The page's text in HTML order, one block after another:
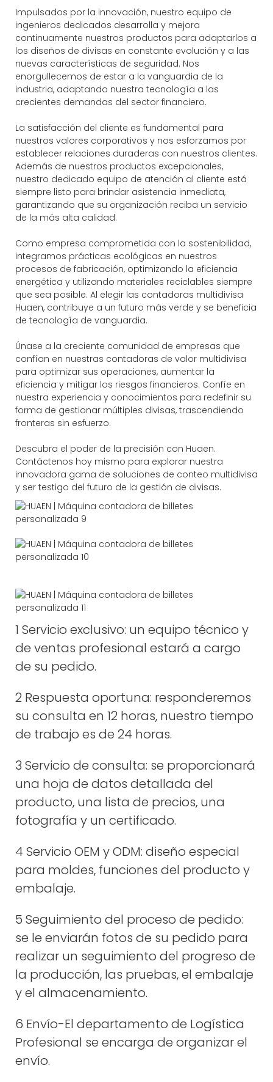
Impulsados ​​por la innovación, nuestro equipo de
ingenieros dedicados desarrolla y mejora
continuamente nuestros productos para adaptarlos a
los diseños de divisas en constante evolución y a las
nuevas características de seguridad. Nos
enorgullecemos de estar a la vanguardia de la
industria, adaptando nuestra tecnología a las
crecientes demandas del sector financiero.
La satisfacción del cliente es fundamental para
nuestros valores corporativos y nos esforzamos por
establecer relaciones duraderas con nuestros clientes.
Además de nuestros productos excepcionales,
nuestro dedicado equipo de atención al cliente está
siempre listo para brindar asistencia inmediata,
garantizando que su organización reciba un servicio
de la más alta calidad.
Como empresa comprometida con la sostenibilidad,
integramos prácticas ecológicas en nuestros
procesos de fabricación, optimizando la eficiencia
energética y utilizando materiales reciclables siempre
que sea posible. Al elegir las contadoras multidivisa
Huaen, contribuye a un futuro más verde y se beneficia
de tecnología de vanguardia.
Únase a la creciente comunidad de empresas que
confían en nuestras contadoras de valor multidivisa
para optimizar sus operaciones, aumentar la
eficiencia y mitigar los riesgos financieros. Confíe en
nuestra experiencia y conocimientos para redefinir su
forma de gestionar múltiples divisas, trascendiendo
fronteras sin esfuerzo.
Descubra el poder de la precisión con Huaen.
Contáctenos hoy mismo para explorar nuestra
innovadora gama de soluciones de conteo multidivisa
y ser testigo del futuro de la gestión de divisas.
1 Servicio exclusivo: un equipo técnico y
de ventas profesional estará a cargo
de su pedido.
2 Respuesta oportuna: responderemos
su consulta en 12 horas, nuestro tiempo
de trabajo es de 24 horas.
3 Servicio de consulta: se proporcionará
una hoja de datos detallada del
producto, una lista de precios, una
fotografía y un certificado.
4 Servicio OEM y ODM: diseño especial
para moldes, funciones del producto y
embalaje.
5 Seguimiento del proceso de pedido:
se le enviarán fotos de su pedido para
realizar un seguimiento del progreso de
la producción, las pruebas, el embalaje
y el almacenamiento.
6 Envío-El departamento de Logística
Profesional se encarga de organizar el
envío.